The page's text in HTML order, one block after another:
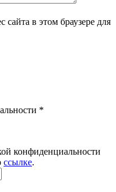
в этом браузере для
*
конфиденциальности
ссылке.